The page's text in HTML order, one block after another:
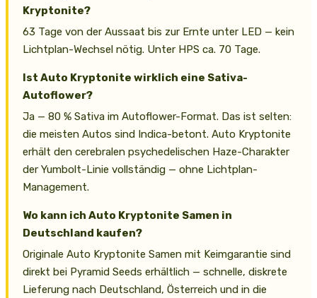
Kryptonite?
63 Tage von der Aussaat bis zur Ernte unter LED — kein
Lichtplan-Wechsel nötig. Unter HPS ca. 70 Tage.
Ist Auto Kryptonite wirklich eine Sativa-
Autoflower?
Ja — 80 % Sativa im Autoflower-Format. Das ist selten:
die meisten Autos sind Indica-betont. Auto Kryptonite
erhält den cerebralen psychedelischen Haze-Charakter
der Yumbolt-Linie vollständig — ohne Lichtplan-
Management.
Wo kann ich Auto Kryptonite Samen in
Deutschland kaufen?
Originale Auto Kryptonite Samen mit Keimgarantie sind
direkt bei Pyramid Seeds erhältlich — schnelle, diskrete
Lieferung nach Deutschland, Österreich und in die